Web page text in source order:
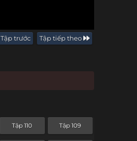
Tập trước Tập tiếp theo
Tập 110 Tập 109